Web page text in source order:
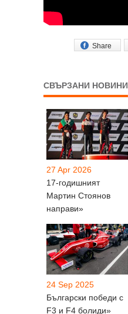
Share
СВЪРЗАНИ НОВИНИ
27 Apr 2026
17-годишният
Мартин Стоянов
направи»
24 Sep 2025
Български победи с
F3 и F4 болиди»